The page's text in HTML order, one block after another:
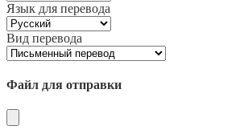
Язык для перевода
Вид перевода
Файл для отправки